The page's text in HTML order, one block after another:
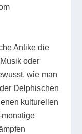
Antike die
oder
wie man
Delphischen
kulturellen